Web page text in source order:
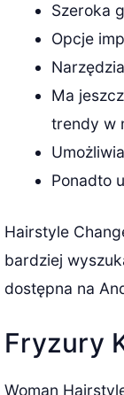
Szeroka
Opcje
Ma
trendy w
Ponadto
Hairstyle
bardziej
dostępna na
Fryzury
Woman